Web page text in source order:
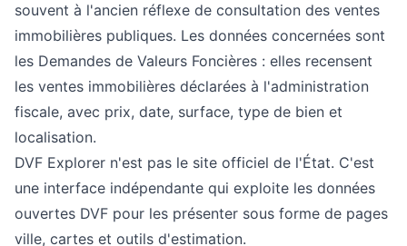
souvent à l'ancien réflexe de consultation des ventes
immobilières publiques. Les données concernées sont
les Demandes de Valeurs Foncières : elles recensent
les ventes immobilières déclarées à l'administration
fiscale, avec prix, date, surface, type de bien et
localisation.
DVF Explorer n'est pas le site officiel de l'État. C'est
une interface indépendante qui exploite les données
ouvertes DVF pour les présenter sous forme de pages
ville, cartes et outils d'estimation.